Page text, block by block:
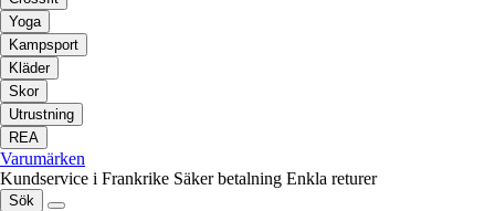
Yoga
Kampsport
Kläder
Skor
Utrustning
REA
Varumärken
Kundservice i Frankrike Säker betalning Enkla returer
Sök